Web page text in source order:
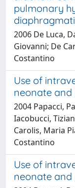
pulmonary
2006 De Luca,
Giovanni; De
Costantino
Use of
neonate and
2004 Papacci,
Iacobucci,
Carolis, Maria
Costantino
Use of
neonate and